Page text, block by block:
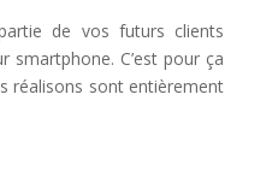
de vos futurs clients
smartphone. C’est pour ça
réalisons sont entièrement